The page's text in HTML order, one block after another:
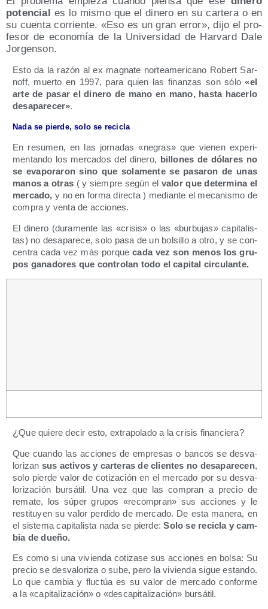
poten­cial es lo mis­mo que el dine­ro en su car­te­ra o en
su cuen­ta corrien­te. «Eso es un gran error», dijo el pro­
fe­sor de eco­no­mía de la Uni­ver­si­dad de Har­vard Dale
Jorgenson.
Esto da la razón al ex mag­na­te nor­te­ame­ri­cano Robert Sar­
noff, muer­to en 1997, para quien las finan­zas son sólo«el
arte de pasar el dine­ro de mano en mano, has­ta hacer­lo
des­apa­re­cer».
Nada se pier­de, solo se recicla
En resu­men, en las jor­na­das «negras» que vie­nen expe­ri­
men­tan­do los mer­ca­dos del dine­ro,
billo­nes de dóla­res no
se eva­po­ra­ron sino que sola­men­te se pasa­ron de unas
manos a otras ( y siem­pre según el valor que deter­mi­na el
mer­ca­do, y no en for­ma direc­ta ) median­te el meca­nis­mo de
com­pra y ven­ta de acciones.
El
dine­ro (dura­men­te las «cri­sis» o las «bur­bu­jas» capi­ta­lis­
tas) no des­apa­re­ce, solo pasa de un bol­si­llo a otro, y se con­
cen­tra cada vez más por­quecada vez son menos los gru­
pos gana­do­res que con­tro­lan todo el capi­tal circulante.
¿Que quie­re decir esto, extra­po­la­do a la cri­sis financiera?
Que cuan­do las accio­nes de empre­sas o ban­cos se des­va­
lo­ri­zan sus acti­vos y car­te­ras de clien­tes no des­apa­re­cen,
solo pier­de valor de coti­za­ción en el mer­ca­do por su des­va­
lo­ri­za­ción bur­sá­til. Una vez que las com­pran a pre­cio de
rema­te, los súper gru­pos «recom­pran» sus accio­nes y le
res­ti­tu­yen su valor per­di­do de mer­ca­do. De esta mane­ra, en
el sis­te­ma capi­ta­lis­ta nada se pier­de: Solo se reci­cla y cam­
bia de dueño.
Es como si una vivien­da coti­za­se sus accio­nes en bol­sa: Su
pre­cio se des­va­lo­ri­za o sube, pero la vivien­da sigue estan­do.
Lo que cam­bia y fluc­túa es su valor de mer­ca­do con­for­me
a la «capi­ta­li­za­ción» o «des­ca­pi­ta­li­za­ción» bursátil.